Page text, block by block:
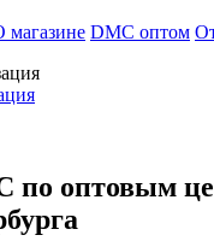
магазине DMC оптом
по оптовым